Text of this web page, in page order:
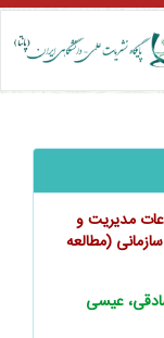
مدیریت و
(مطالعه
عیسی